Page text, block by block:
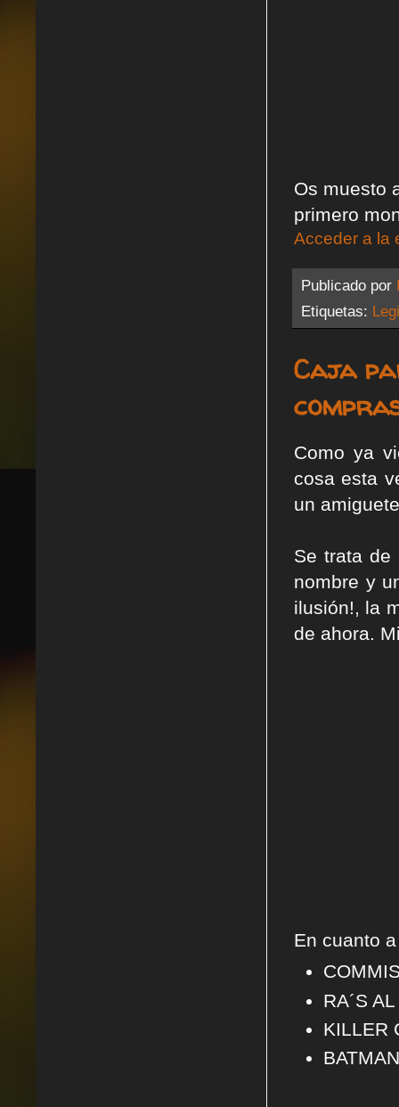
Os muesto
primero
Acceder a la
Publicado por
Etiquetas:
Caja
Como ya
cosa esta
un
Se trata de
nombre y
ilusión!, la
de ahora.
En cuanto
RA´S
KILLER